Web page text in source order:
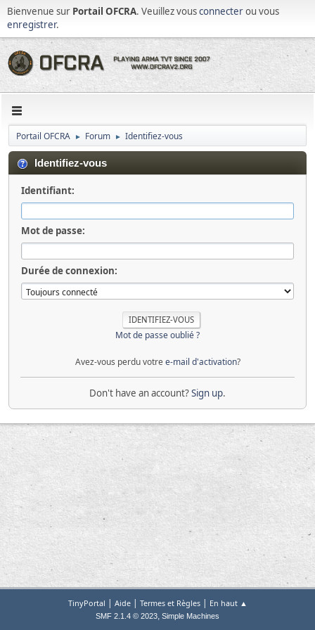
Bienvenue sur Portail OFCRA. Veuillez vousconnecterou vous
enregistrer.
Portail OFCRA ► Forum ► Identifiez-vous
Identifiez-vous
Identifiant:
Mot de passe:
Durée de connexion:
Mot de passe oublié ?
Avez-vous perdu votre e-mail d'activation?
Don't have an account?Sign up.
TinyPortal | Aide| Termes et Règles| En haut ▲
SMF 2.1.4 © 2023, Simple Machines